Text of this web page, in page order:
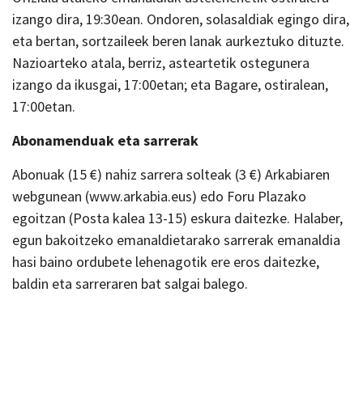
izango dira, 19:30ean. Ondoren, solasaldiak egingo dira,
eta bertan, sortzaileek beren lanak aurkeztuko dituzte.
Nazioarteko atala, berriz, asteartetik ostegunera
izango da ikusgai, 17:00etan; eta Bagare, ostiralean,
17:00etan.
Abonamenduak eta sarrerak
Abonuak (15 €) nahiz sarrera solteak (3 €) Arkabiaren
webgunean (www.arkabia.eus) edo Foru Plazako
egoitzan (Posta kalea 13-15) eskura daitezke. Halaber,
egun bakoitzeko emanaldietarako sarrerak emanaldia
hasi baino ordubete lehenagotik ere eros daitezke,
baldin eta sarreraren bat salgai balego.